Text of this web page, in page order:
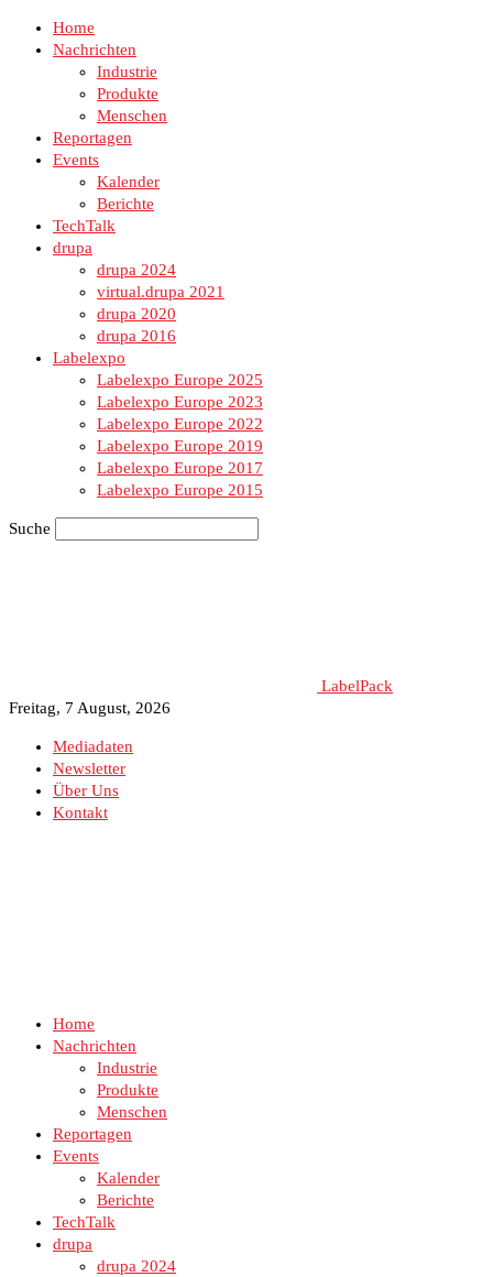
Home
Nachrichten
Industrie
Produkte
Menschen
Reportagen
Events
Kalender
Berichte
TechTalk
drupa
drupa 2024
virtual.drupa 2021
drupa 2020
drupa 2016
Labelexpo
Labelexpo Europe 2025
Labelexpo Europe 2023
Labelexpo Europe 2022
Labelexpo Europe 2019
Labelexpo Europe 2017
Labelexpo Europe 2015
Suche
LabelPack
Freitag, 7 August, 2026
Mediadaten
Newsletter
Über Uns
Kontakt
Home
Nachrichten
Industrie
Produkte
Menschen
Reportagen
Events
Kalender
Berichte
TechTalk
drupa
drupa 2024